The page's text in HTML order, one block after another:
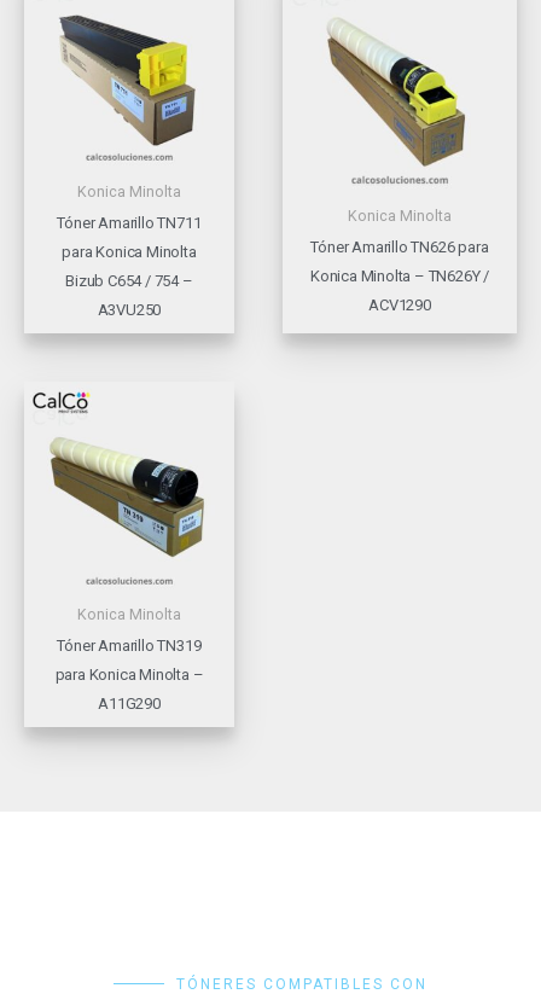
Konica Minolta
Tóner Amarillo TN711
para Konica Minolta
Bizub C654 / 754 –
A3VU250
Konica Minolta
Tóner Amarillo TN626 para
Konica Minolta – TN626Y /
ACV1290
Konica Minolta
Tóner Amarillo TN319
para Konica Minolta –
A11G290
TÓNERES COMPATIBLES CON